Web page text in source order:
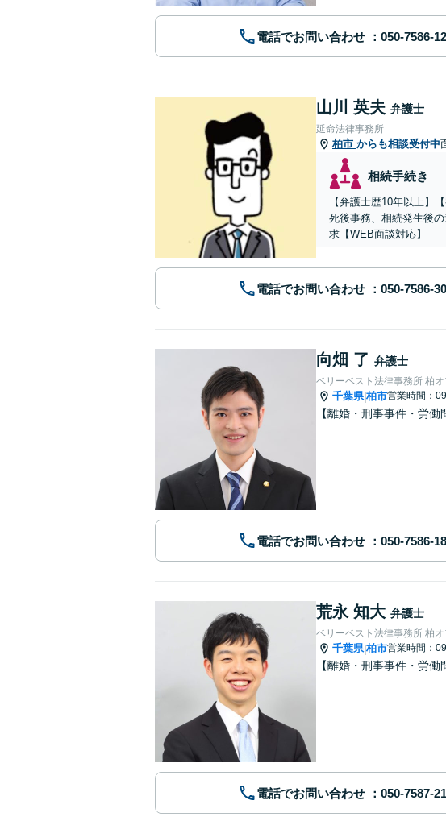
電話でお問い合わせ
山川 英夫 弁護士
延命法律事務所
柏市 からも相談受付中
相続手続き
【弁護士歴10年以上】
死後事務、相続発生後
求【WEB面談対応】
電話でお問い合わせ
向畑 了 弁護士
ベリーベスト法律事務所 柏オ
千葉県|柏市営業時間：
【離婚・刑事事件・労
電話でお問い合わせ
荒永 知大 弁護士
ベリーベスト法律事務所 柏オ
千葉県|柏市営業時間：
【離婚・刑事事件・労
電話でお問い合わせ